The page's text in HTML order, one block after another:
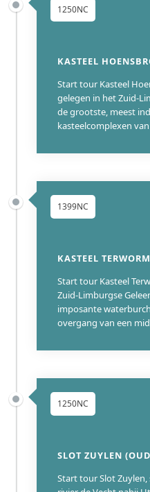
1250NC
KASTEEL
Start tour Kasteel
gelegen in het Zuid-
de grootste, meest
kasteelcomplexen
1399NC
KASTEEL
Start tour Kasteel
Zuid-Limburgse
imposante
overgang van een
1250NC
SLOT ZUYLEN
Start tour Slot